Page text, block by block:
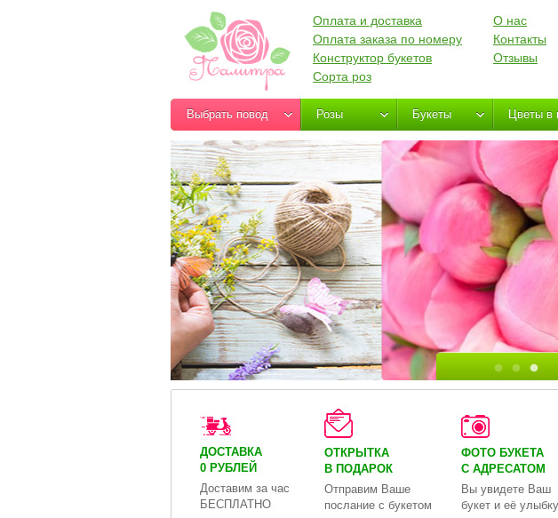
Оплата и доставка
Оплата заказа по номеру
Конструктор букетов
Сорта роз
О нас
Контакты
Отзывы
Выбрать повод Розы Букеты Цветы в
ДОСТАВКА
0 РУБЛЕЙ
Доставим за час
БЕСПЛАТНО
ОТКРЫТКА
В ПОДАРОК
Отправим Ваше
послание с букетом
ФОТО БУКЕТА
С АДРЕСАТОМ
Вы увидете Ваш
букет и её улыбку